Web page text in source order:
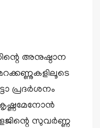
അനുഷ്ഠാന
പ്രദർശനം
സുവർണ്ണ